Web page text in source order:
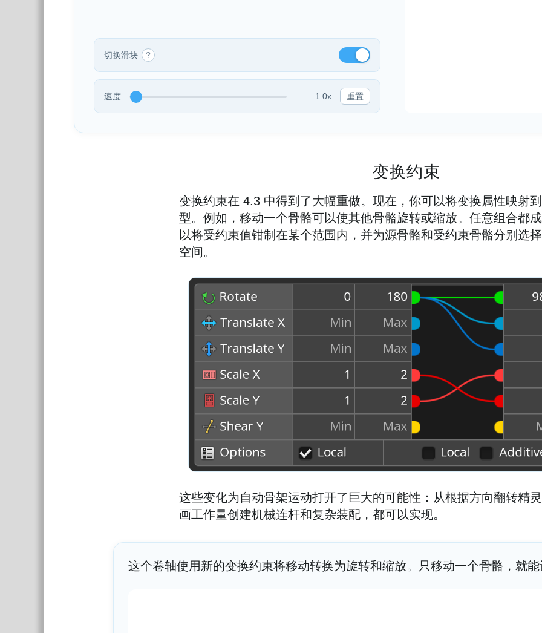
切换滑块 ?
速度 1.0x 重置
变换约束
变换约束在 4.3 中得到了大幅重做。现在，你可以将变换属性映射
型。例如，移动一个骨骼可以使其他骨骼旋转或缩放。任意组合都
以将受约束值钳制在某个范围内，并为源骨骼和受约束骨骼分别选
空间。
这些变化为自动骨架运动打开了巨大的可能性：从根据方向翻转精
画工作量创建机械连杆和复杂装配，都可以实现。
这个卷轴使用新的变换约束将移动转换为旋转和缩放。只移动一个骨骼，就